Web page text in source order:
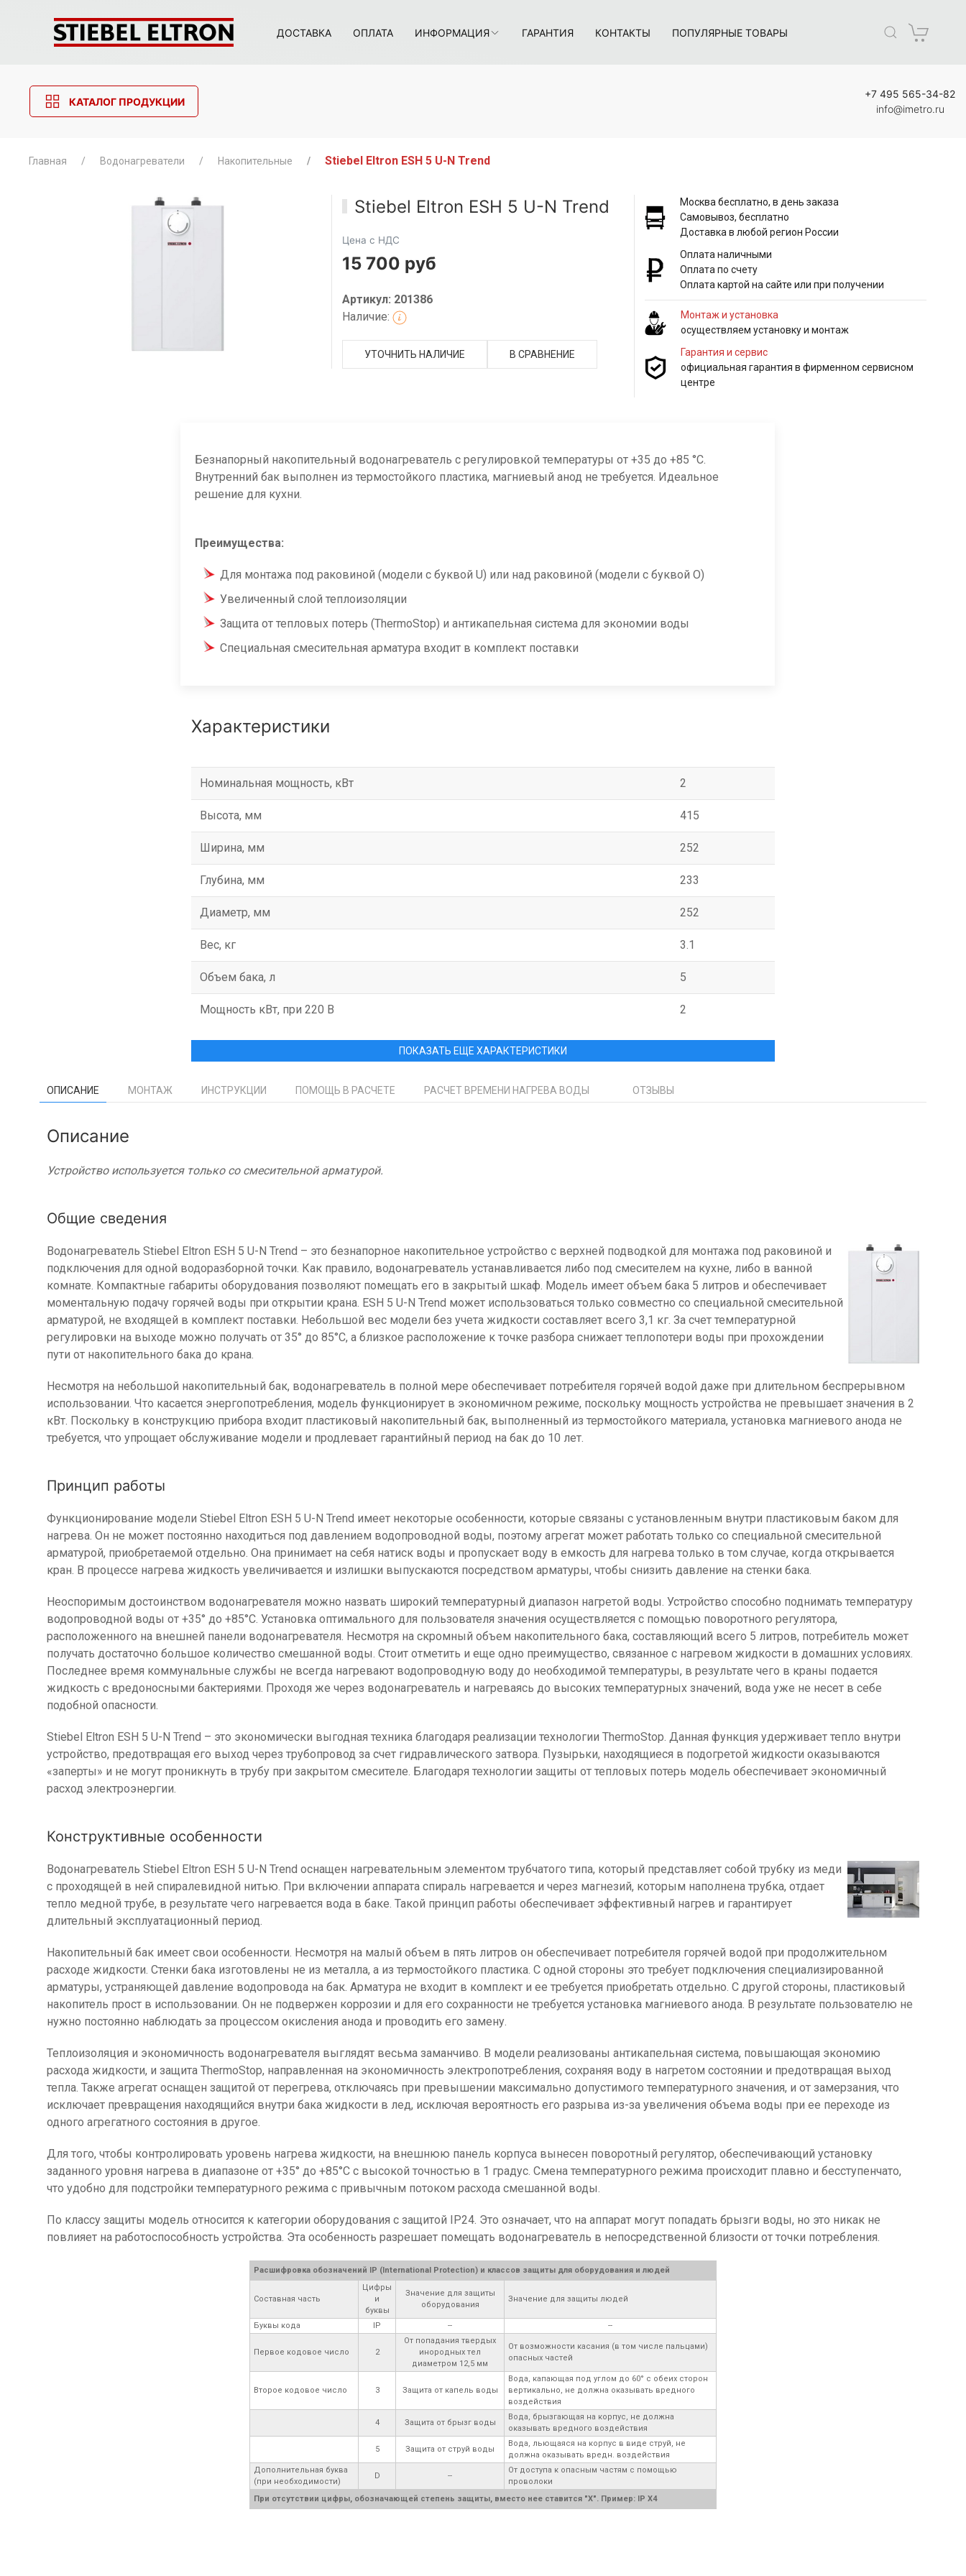
ДОСТАВКА ОПЛАТА ИНФОРМАЦИЯ ГАРАНТИЯ КОНТАКТЫ ПОПУЛЯРНЫЕ ТОВАРЫ
КАТАЛОГ ПРОДУКЦИИ
+7 495 565-34-82
info@imetro.ru
Главная Водонагреватели Накопительные Stiebel Eltron ESH 5 U-N Trend
Stiebel Eltron ESH 5 U-N Trend
Цена с НДС
15 700 руб
Артикул: 201386
Наличие:
УТОЧНИТЬ НАЛИЧИЕ В СРАВНЕНИЕ
Москва бесплатно, в день заказа
Самовывоз, бесплатно
Доставка в любой регион России
Оплата наличными
Оплата по счету
Оплата картой на сайте или при получении
Монтаж и установка
осуществляем установку и монтаж
Гарантия и сервис
официальная гарантия в фирменном сервисном
центре
Безнапорный накопительный водонагреватель с регулировкой температуры от +35 до +85 °C.
Внутренний бак выполнен из термостойкого пластика, магниевый анод не требуется. Идеальное
решение для кухни.
Преимущества:
Для монтажа под раковиной (модели с буквой U) или над раковиной (модели с буквой O)
Увеличенный слой теплоизоляции
Защита от тепловых потерь (ThermoStop) и антикапельная система для экономии воды
Специальная смесительная арматура входит в комплект поставки
Характеристики
Номинальная мощность, кВт 2
Высота, мм 415
Ширина, мм 252
Глубина, мм 233
Диаметр, мм 252
Вес, кг 3.1
Объем бака, л 5
Мощность кВт, при 220 В 2
ПОКАЗАТЬ ЕЩЕ ХАРАКТЕРИСТИКИ
ОПИСАНИЕ МОНТАЖ ИНСТРУКЦИИ ПОМОЩЬ В РАСЧЕТЕ РАСЧЕТ ВРЕМЕНИ НАГРЕВА ВОДЫ ОТЗЫВЫ
Описание
Устройство используется только со смесительной арматурой.
Общие сведения
Водонагреватель Stiebel Eltron ESH 5 U-N Trend – это безнапорное накопительное устройство с верхней подводкой для монтажа под раковиной и
подключения для одной водоразборной точки. Как правило, водонагреватель устанавливается либо под смесителем на кухне, либо в ванной
комнате. Компактные габариты оборудования позволяют помещать его в закрытый шкаф. Модель имеет объем бака 5 литров и обеспечивает
моментальную подачу горячей воды при открытии крана. ESH 5 U-N Trend может использоваться только совместно со специальной смесительной
арматурой, не входящей в комплект поставки. Небольшой вес модели без учета жидкости составляет всего 3,1 кг. За счет температурной
регулировки на выходе можно получать от 35° до 85°C, а близкое расположение к точке разбора снижает теплопотери воды при прохождении
пути от накопительного бака до крана.
Несмотря на небольшой накопительный бак, водонагреватель в полной мере обеспечивает потребителя горячей водой даже при длительном беспрерывном
использовании. Что касается энергопотребления, модель функционирует в экономичном режиме, поскольку мощность устройства не превышает значения в 2
кВт. Поскольку в конструкцию прибора входит пластиковый накопительный бак, выполненный из термостойкого материала, установка магниевого анода не
требуется, что упрощает обслуживание модели и продлевает гарантийный период на бак до 10 лет.
Принцип работы
Функционирование модели Stiebel Eltron ESH 5 U-N Trend имеет некоторые особенности, которые связаны с установленным внутри пластиковым баком для
нагрева. Он не может постоянно находиться под давлением водопроводной воды, поэтому агрегат может работать только со специальной смесительной
арматурой, приобретаемой отдельно. Она принимает на себя натиск воды и пропускает воду в емкость для нагрева только в том случае, когда открывается
кран. В процессе нагрева жидкость увеличивается и излишки выпускаются посредством арматуры, чтобы снизить давление на стенки бака.
Неоспоримым достоинством водонагревателя можно назвать широкий температурный диапазон нагретой воды. Устройство способно поднимать температуру
водопроводной воды от +35° до +85°C. Установка оптимального для пользователя значения осуществляется с помощью поворотного регулятора,
расположенного на внешней панели водонагревателя. Несмотря на скромный объем накопительного бака, составляющий всего 5 литров, потребитель может
получать достаточно большое количество смешанной воды. Стоит отметить и еще одно преимущество, связанное с нагревом жидкости в домашних условиях.
Последнее время коммунальные службы не всегда нагревают водопроводную воду до необходимой температуры, в результате чего в краны подается
жидкость с вредоносными бактериями. Проходя же через водонагреватель и нагреваясь до высоких температурных значений, вода уже не несет в себе
подобной опасности.
Stiebel Eltron ESH 5 U-N Trend – это экономически выгодная техника благодаря реализации технологии ThermoStop. Данная функция удерживает тепло внутри
устройство, предотвращая его выход через трубопровод за счет гидравлического затвора. Пузырьки, находящиеся в подогретой жидкости оказываются
«заперты» и не могут проникнуть в трубу при закрытом смесителе. Благодаря технологии защиты от тепловых потерь модель обеспечивает экономичный
расход электроэнергии.
Конструктивные особенности
Водонагреватель Stiebel Eltron ESH 5 U-N Trend оснащен нагревательным элементом трубчатого типа, который представляет собой трубку из меди
с проходящей в ней спиралевидной нитью. При включении аппарата спираль нагревается и через магнезий, которым наполнена трубка, отдает
тепло медной трубе, в результате чего нагревается вода в баке. Такой принцип работы обеспечивает эффективный нагрев и гарантирует
длительный эксплуатационный период.
Накопительный бак имеет свои особенности. Несмотря на малый объем в пять литров он обеспечивает потребителя горячей водой при продолжительном
расходе жидкости. Стенки бака изготовлены не из металла, а из термостойкого пластика. С одной стороны это требует подключения специализированной
арматуры, устраняющей давление водопровода на бак. Арматура не входит в комплект и ее требуется приобретать отдельно. С другой стороны, пластиковый
накопитель прост в использовании. Он не подвержен коррозии и для его сохранности не требуется установка магниевого анода. В результате пользователю не
нужно постоянно наблюдать за процессом окисления анода и проводить его замену.
Теплоизоляция и экономичность водонагревателя выглядят весьма заманчиво. В модели реализованы антикапельная система, повышающая экономию
расхода жидкости, и защита ThermoStop, направленная на экономичность электропотребления, сохраняя воду в нагретом состоянии и предотвращая выход
тепла. Также агрегат оснащен защитой от перегрева, отключаясь при превышении максимально допустимого температурного значения, и от замерзания, что
исключает превращения находящийся внутри бака жидкости в лед, исключая вероятность его разрыва из-за увеличения объема воды при ее переходе из
одного агрегатного состояния в другое.
Для того, чтобы контролировать уровень нагрева жидкости, на внешнюю панель корпуса вынесен поворотный регулятор, обеспечивающий установку
заданного уровня нагрева в диапазоне от +35° до +85°C с высокой точностью в 1 градус. Смена температурного режима происходит плавно и бесступенчато,
что удобно для подстройки температурного режима с привычным потоком расхода смешанной воды.
По классу защиты модель относится к категории оборудования с защитой IP24. Это означает, что на аппарат могут попадать брызги воды, но это никак не
повлияет на работоспособность устройства. Эта особенность разрешает помещать водонагреватель в непосредственной близости от точки потребления.
Расшифровка обозначений IP (International Protection) и классов защиты для оборудования и людей
Составная часть
Цифры
и
буквы
Значение для защиты
оборудования
Значение для защиты людей
Буквы кода IP -- --
Первое кодовое число 2
От попадания твердых
инородных тел
диаметром 12,5 мм
От возможности касания (в том числе пальцами)
опасных частей
Второе кодовое число 3 Защита от капель воды
Вода, капающая под углом до 60° с обеих сторон
вертикально, не должна оказывать вредного
воздействия
4 Защита от брызг воды
Вода, брызгающая на корпус, не должна
оказывать вредного воздействия
5 Защита от струй воды
Вода, льющаяся на корпус в виде струй, не
должна оказывать вредн. воздействия
Дополнительная буква
(при необходимости)
D --
От доступа к опасным частям с помощью
проволоки
При отсутствии цифры, обозначающей степень защиты, вместо нее ставится "X". Пример: IP X4